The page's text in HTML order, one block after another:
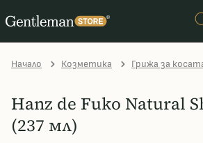
Начало Козметика Грижа за
Hanz de Fuko Natural
(237 мл)